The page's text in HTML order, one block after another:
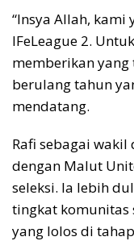
“Insya Allah, kami
IFeLeague 2.
memberikan yang
berulang tahun
mendatang.
Rafi sebagai
dengan Malut
seleksi. Ia lebih
tingkat komunitas
yang lolos di